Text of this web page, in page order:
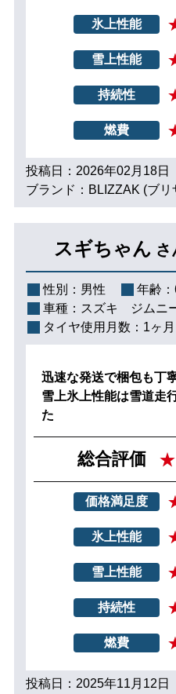
氷上性能
雪上性能
持続性
燃費
投稿日：2026年02月18日
ブランド：BLIZZAK (ブリ
スギちゃん さ
性別： 男性 年齢：
車種： スズキ ジムニ
タイヤ使用月数： 1ヶ月
迅速な発送で梱包も丁
雪上氷上性能は雪道走
た
総合評価
価格満足度
氷上性能
雪上性能
持続性
燃費
投稿日：2025年11月12日